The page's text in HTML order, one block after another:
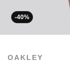
-40%
OAKLEY